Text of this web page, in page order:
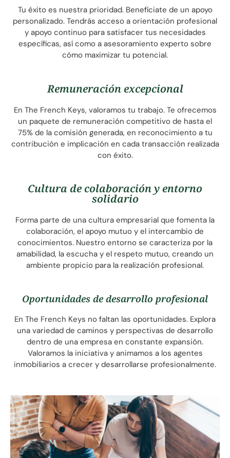
Tu éxito es nuestra prioridad. Benefíciate de un apoyo
personalizado. Tendrás acceso a orientación profesional
y apoyo continuo para satisfacer tus necesidades
específicas, así como a asesoramiento experto sobre
cómo maximizar tu potencial.
Remuneración excepcional
En The French Keys, valoramos tu trabajo. Te ofrecemos
un paquete de remuneración competitivo de hasta el
75% de la comisión generada, en reconocimiento a tu
contribución e implicación en cada transacción realizada
con éxito.
Cultura de colaboración y entorno
solidario
Forma parte de una cultura empresarial que fomenta la
colaboración, el apoyo mutuo y el intercambio de
conocimientos. Nuestro entorno se caracteriza por la
amabilidad, la escucha y el respeto mutuo, creando un
ambiente propicio para la realización profesional.
Oportunidades de desarrollo profesional
En The French Keys no faltan las oportunidades. Explora
una variedad de caminos y perspectivas de desarrollo
dentro de una empresa en constante expansión.
Valoramos la iniciativa y animamos a los agentes
inmobiliarios a crecer y desarrollarse profesionalmente.